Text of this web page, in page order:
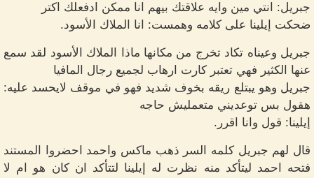
جبريل: انتي مين وايه علاقتك بيهم انا ممكن ادفعلك اكتر
ضحكت إيلينا على كلامه وهمست: انا الملاك الأسود.
جبريل وعيناه تكاد تخرج من مكانها ماذا الملاك الأسود لقد سمع
عنها الكثير فهي تعتبر كارت ارهاب لجميع رجال المافيا
جبريل وهو يبتلع ريقه بخوف شديد فهو في موقف لايحسد عليه:
هقول بس توعديني متعمليش حاجه
إيلينا: قول وانا اقرر.
قال لهم جبريل كلمه السر ذهب ماكس واحمد احضروا المستند
فتحه احمد ليتأكد منه نظرت له إيلينا لتتأكد ان كان هو ام لا